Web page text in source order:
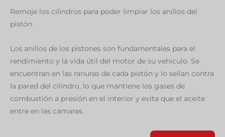
Remoje los cilindros para poder limpiar los anillos del
pistón
Los anillos de los pistones son fundamentales para el
rendimiento y la vida útil del motor de su vehículo. Se
encuentran en las ranuras de cada pistón y lo sellan contra
la pared del cilindro, lo que mantiene los gases de
combustión a presión en el interior y evita que el aceite
entre en las cámaras.